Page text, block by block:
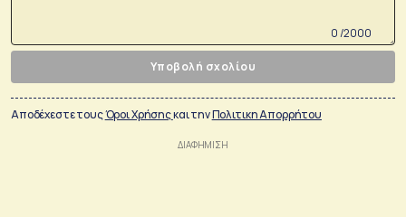
0 /2000
Υποβολή σχολίου
Αποδέχεστε τουςΌροι Χρήσηςκαι τηνΠολιτικη Απορρήτου